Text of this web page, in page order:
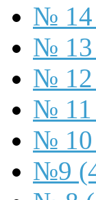
№ 14
№ 13
№ 12
№ 11
№ 10
№9